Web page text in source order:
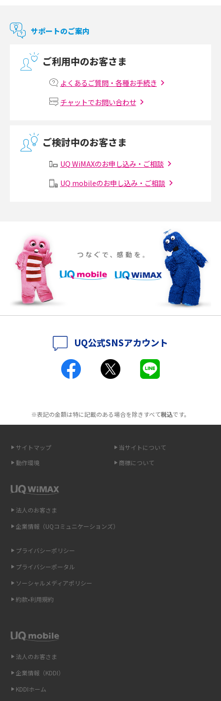
マンションで使えるWi-Fiは？種類ごとの特徴や選び方を紹介
マンションで光回線の利用を始める手順は？設備状況の確認方法も解説
Wi-Fiルーターの設定方法をわかりやすく解説！事前に準備すべきものも紹
無線LANとは？メリット・デメリットや接続方法を解説
メッシュWi-Fiとは？仕組みやメリット・デメリット、中継機との違いを解
ポケット型Wi-Fiをレンタルするメリットとは？選び方や向いている方の特
徴も紹介
持ち運びできるポケット型Wi-Fiのおススメの選び方は？メリット・デメリ
ットも紹介
ポケット型Wi-Fiはクレカなしでも利用できる？口座振替の方法や注意点も
ポケット型Wi-Fiとは？通信の仕組みやメリット・デメリットを解説
工事不要！置くだけWi-Fiの特徴は？メリット・デメリットや選び方を解説
介
ポケット型Wi-Fi（モバイルWi-Fi）とは？おススメする方の特徴や選び方を
点も解説
ギガバイト（GB）とは？1GBの目安やギガが足りない時の対処法を紹介
Wi-Fiを自宅に設置する方法は？必要なことやポイントも紹介
光ファイバーとは？仕組みやメリット・デメリットを初心者向けにわかり
やすく解説
サポートのご案内
ご利用中のお客さま
よくあるご質問・各種お手続き
チャットでお問い合わせ
ご検討中のお客さま
UQ WiMAXのお申し込み・ご相談
UQ mobileのお申し込み・ご相談
UQ公式SNSアカウント
※表記の金額は特に記載のある場合を除きすべて税込です。
サイトマップ
当サイトについて
動作環境
商標について
法人のお客さま
企業情報（KDDI）
KDDIホーム
法人のお客さま
企業情報（UQコミュニケーションズ）
プライバシーポリシー
プライバシーポータル
ソーシャルメディアポリシー
約款•利用規約